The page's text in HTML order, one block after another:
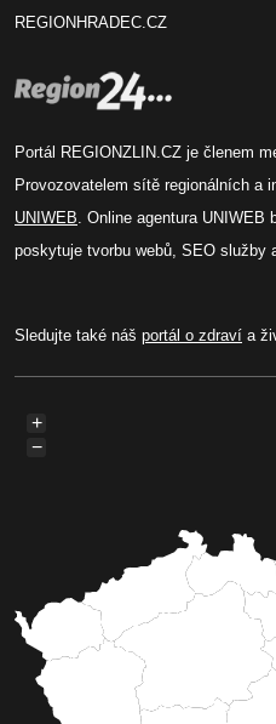
REGIONHRADEC.CZ
Portál REGIONZLIN.CZ je členem
Provozovatelem sítě regionálních a
UNIWEB . Online agentura
poskytuje tvorbu webů, SEO služby
Sledujte také náš portál o zdraví a
+
−